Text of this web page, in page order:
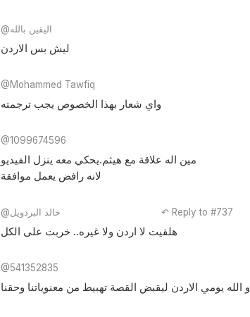
@اليقين بالله
ليش بس الاردن
@Mohammed Tawfiq
واي شعار بهذا الخصوص يجب ترجمته
@1099674596
مين اله علاقة مع هيثم.يحكي معه ينزل الفيديو
لانه رافض يعمل موافقة
@خالد البردويل ↶ Reply to #737
هلقيت لا اردن ولا غيره.. خربت على الكل
@541352835
و الله يومي الاردن ليقبض القصة تهبيط من معنوياتنا وحقنا